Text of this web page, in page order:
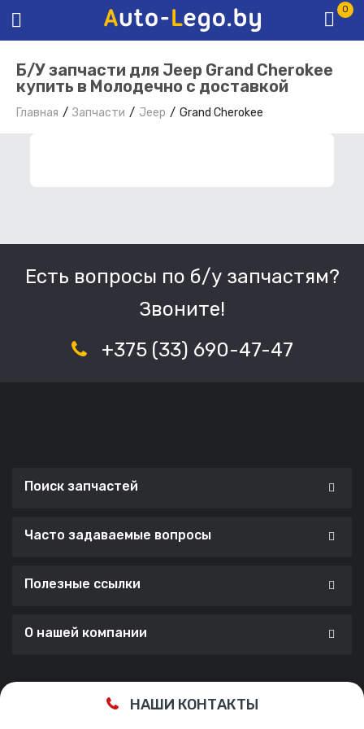
0
Б/У запчасти для Jeep Grand Cherokee
купить в Молодечно с доставкой
Главная Запчасти Jeep Grand Cherokee
Есть вопросы по б/у запчастям?
Звоните!
+375 (33) 690-47-47
Поиск запчастей
Часто задаваемые вопросы
Полезные ссылки
О нашей компании
Сделано с ❤️ вCherry Lab Agency
НАШИ КОНТАКТЫ